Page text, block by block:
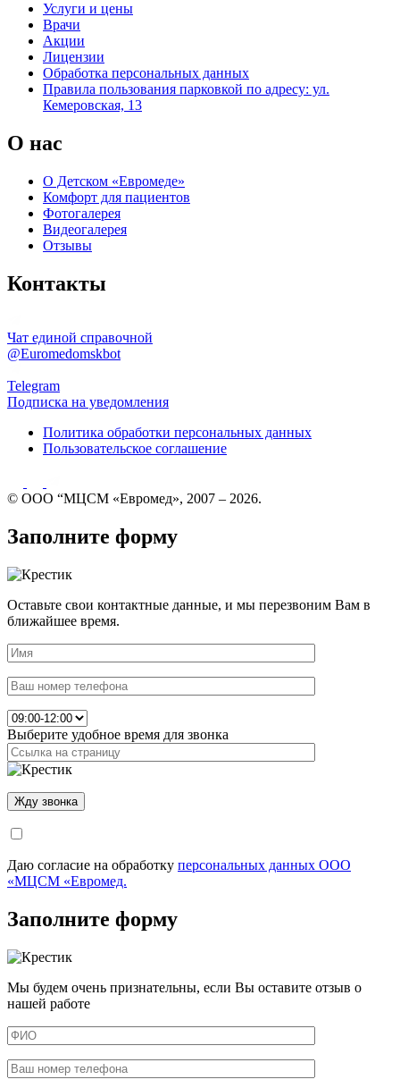
Услуги и цены
Врачи
Акции
Лицензии
Обработка персональных данных
Правила пользования парковкой по адресу: ул.
Кемеровская, 13
О нас
О Детском «Евромеде»
Комфорт для пациентов
Фотогалерея
Видеогалерея
Отзывы
Контакты
Чат единой справочной
@Euromedomskbot
Telegram
Подписка на уведомления
Политика обработки персональных данных
Пользовательское соглашение
© ООО “МЦСМ «Евромед», 2007 – 2026.
Заполните форму
Оставьте свои контактные данные, и мы перезвоним Вам в
ближайшее время.
Выберите удобное время для звонка
Даю согласие на обработку персональных данных ООО
«МЦСМ «Евромед.
Заполните форму
Мы будем очень признательны, если Вы оставите отзыв о
нашей работе